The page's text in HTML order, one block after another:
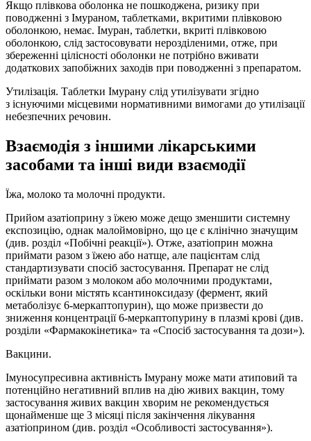
Якщо плівкова оболонка не пошкоджена, ризику при
поводженні з Імураном, таблетками, вкритими плівковою
оболонкою, немає. Імуран, таблетки, вкриті плівковою
оболонкою, слід застосовувати нерозділеними, отже, при
збереженні цілісності оболонки не потрібно вживати
додаткових запобіжних заходів при поводженні з препаратом.
Утилізація. Таблетки Імурану слід утилізувати згідно
з існуючими місцевими нормативними вимогами до утилізації
небезпечних речовин.
Взаємодія з іншими лікарськими
засобами та інші види взаємодії
Їжа, молоко та молочні продукти.
Прийом азатіоприну з їжею може дещо зменшити системну
експозицію, однак малоймовірно, що це є клінічно значущим
(див. розділ «Побічні реакції»). Отже, азатіоприн можна
приймати разом з їжею або натще, але пацієнтам слід
стандартизувати спосіб застосування. Препарат не слід
приймати разом з молоком або молочними продуктами,
оскільки вони містять ксантиноксидазу (фермент, який
метаболізує 6-меркаптопурин), що може призвести до
зниження концентрації 6-меркаптопурину в плазмі крові (див.
розділи «Фармакокінетика» та «Спосіб застосування та дози»).
Вакцини.
Імуносупресивна активність Імурану може мати атиповий та
потенційно негативний вплив на дію живих вакцин, тому
застосування живих вакцин хворим не рекомендується
щонайменше ще 3 місяці після закінчення лікування
азатіоприном (див. розділ «Особливості застосування»).